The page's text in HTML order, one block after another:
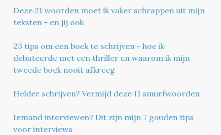
Deze 21 woorden moet ik vaker schrappen uit mijn
teksten - en jij ook
23 tips om een boek te schrijven - hoe ik
debuteerde met een thriller en waarom ik mijn
tweede boek nooit afkreeg
Helder schrijven? Vermijd deze 11 smurfwoorden
Iemand interviewen? Dit zijn mijn 7 gouden tips
voor interviews